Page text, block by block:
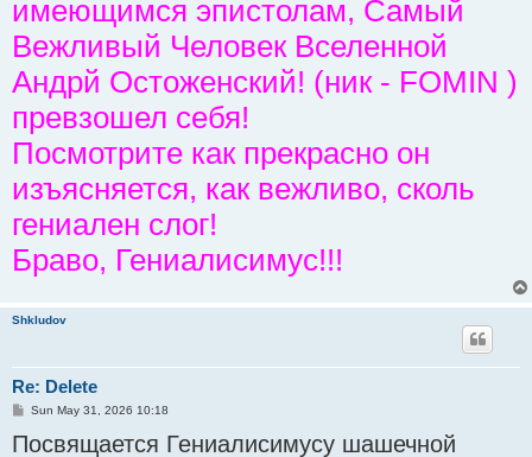
имеющимся эпистолам, Самый
Вежливый Человек Вселенной
Андрй Остоженский! (ник - FOMIN )
превзошел себя!
Посмотрите как прекрасно он
изъясняется, как вежливо, сколь
гениален слог!
Браво, Гениалисимус!!!
Shkludov
Re: Delete
P
s
t
Sun May 31, 2026 10:18
Посвящается Гениалисимусу шашечной